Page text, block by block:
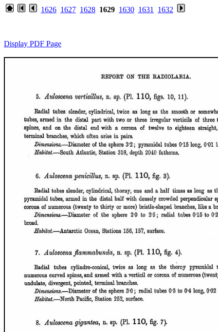
1626 1627 1628 1629 1630 1631 1632
Display PDF Page